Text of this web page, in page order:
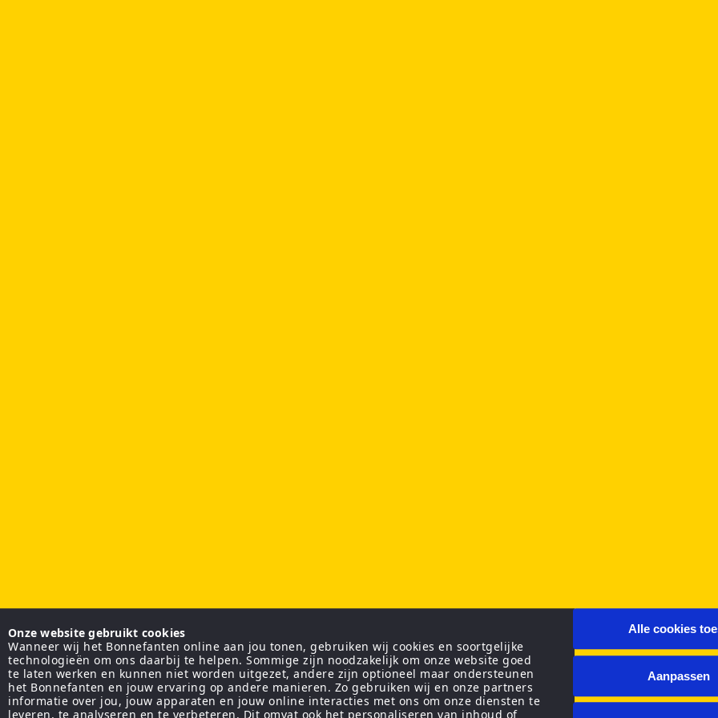
Onze website gebruikt cookies
Wanneer wij het Bonnefanten online aan jou tonen, gebruiken wij cookies en soortgelijke
technologieën om ons daarbij te helpen. Sommige zijn noodzakelijk om onze website goed
te laten werken en kunnen niet worden uitgezet, andere zijn optioneel maar ondersteunen
het Bonnefanten en jouw ervaring op andere manieren. Zo gebruiken wij en onze partners
informatie over jou, jouw apparaten en jouw online interacties met ons om onze diensten te
leveren, te analyseren en te verbeteren. Dit omvat ook het personaliseren van inhoud of
Alle cookies
Aanpassen